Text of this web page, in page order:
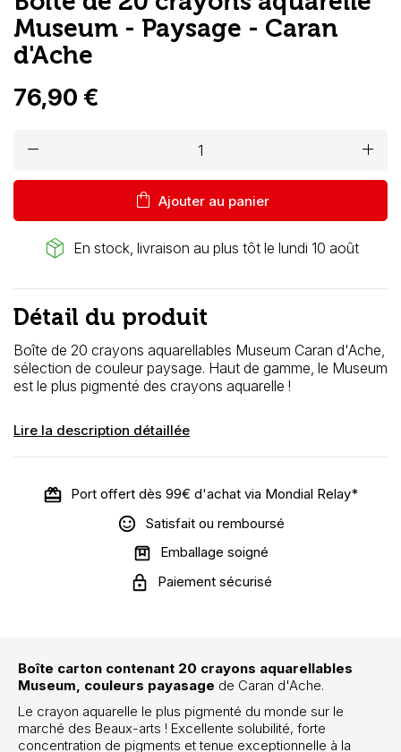
Museum - Paysage - Caran
d'Ache
76,90 €
remove add
shopping_bag Ajouter au panier
package_2 En stock, livraison au plus tôt le lundi 10 août
Détail du produit
Boîte de 20 crayons aquarellables Museum Caran d'Ache,
sélection de couleur paysage. Haut de gamme, le Museum
est le plus pigmenté des crayons aquarelle !
Lire la description détaillée
Port offert dès 99€ d'achat via Mondial Relay*
Satisfait ou remboursé
Emballage soigné
Paiement sécurisé
Boîte carton contenant 20 crayons aquarellables
Museum, couleurs payasage de Caran d'Ache.
Le crayon aquarelle le plus pigmenté du monde sur le
marché des Beaux-arts ! Excellente solubilité, forte
concentration de pigments et tenue exceptionnelle à la